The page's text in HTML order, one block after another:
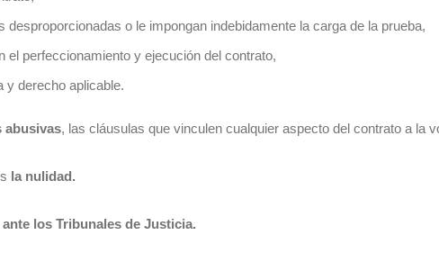
o le impongan indebidamente la carga de la prueba,
el perfeccionamiento y ejecución del contrato,
y derecho aplicable.
abusivas, las cláusulas que vinculen cualquier aspecto del contrato a la
la nulidad.
los Tribunales de Justicia.